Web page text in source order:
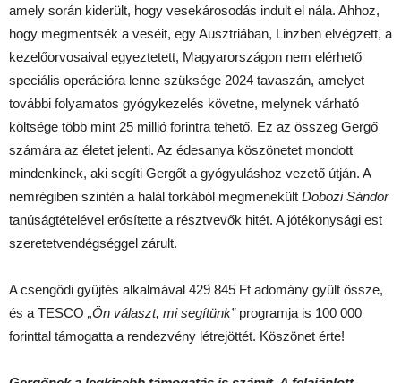
amely során kiderült, hogy vesekárosodás indult el nála. Ahhoz,
hogy megmentsék a veséit, egy Ausztriában, Linzben elvégzett, a
kezelőorvosaival egyeztetett, Magyarországon nem elérhető
speciális operációra lenne szüksége 2024 tavaszán, amelyet
további folyamatos gyógykezelés követne, melynek várható
költsége több mint 25 millió forintra tehető. Ez az összeg Gergő
számára az életet jelenti. Az édesanya köszönetet mondott
mindenkinek, aki segíti Gergőt a gyógyuláshoz vezető útján. A
nemrégiben szintén a halál torkából megmenekült Dobozi Sándor
tanúságtételével erősítette a résztvevők hitét. A jótékonysági est
szeretetvendégséggel zárult.
A csengődi gyűjtés alkalmával 429 845 Ft adomány gyűlt össze,
és a TESCO „Ön választ, mi segítünk”programja is 100 000
forinttal támogatta a rendezvény létrejöttét. Köszönet érte!